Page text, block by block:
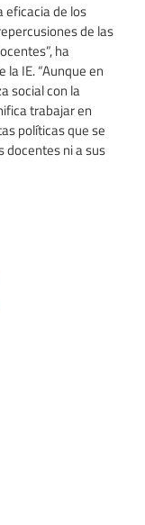
eficacia de los
de las
ha
la IE. “Aunque en
social con la
trabajar en
políticas que se
docentes ni a sus